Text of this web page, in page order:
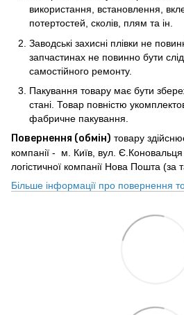
використання, встановлення,
потертостей, сколів, плям та ін.
Заводські захисні плівки не
запчастинах не повинно бути
самостійного ремонту.
Пакування товару має бути
стані. Товар повністю
фабричне пакування.
Повернення (обмін) товару
компанії - м. Київ, вул.
логістичної компанії Нова Пошта (за
Більше інформації про повернення